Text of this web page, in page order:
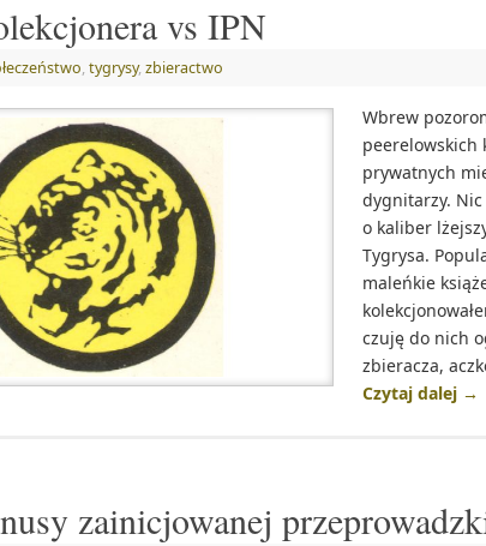
vs IPN
, tygrysy, zbieractwo
Wbrew
peerelowskich
prywatnych
dygnitarzy. Nic
o kaliber
Tygrysa.
maleńkie
czuję do nich
zbieracza,
Czytaj dalej →
zainicjowanej